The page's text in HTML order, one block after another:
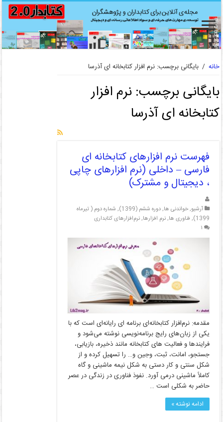
خانه / بایگانی برچسب: نرم افزار کتابخانه ای آذرسا
بایگانی برچسب: نرم افزار
کتابخانه ای آذرسا
فهرست نرم افزارهای کتابخانه ای
فارسی – داخلی (نرم افزارهای چاپی
، دیجیتال و مشترک)
آرشیو,خواندنی ها,دوره ششم (1399) , شماره دوم ( تیرماه
1399)
, فناوری ها,نرم افزارها,نرم‌افزارهای کتابداری
۱
مقدمه: نرم‌افزار کتابخانه‌ای برنامه ­ای رایانه‌ای است که با
یکی از زبان‌های رایج برنامه‌نویسی نوشته می‌شود و
فرایندها و فعالیت ­های کتابخانه مانند ذخیره، بازیابی،
جستجو، امانت، ثبت، وجین و… را تسهیل کرده و از
شکل سنتی و کار دستی به شکل نیمه ماشینی و گاه
کاملاً ماشینی درمی ­آورد. نفوذ فناوری در زندگی در عصر
حاضر به شکلی است …
ادامه نوشته »